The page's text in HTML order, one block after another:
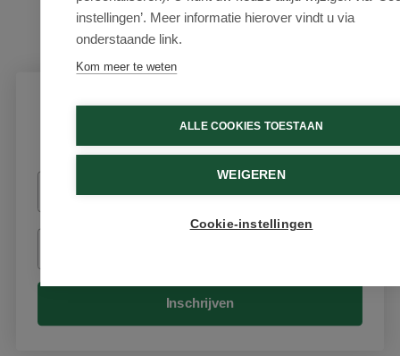
instellingen’. Meer informatie hierover vindt u via
onderstaande link.
Kom meer te weten
ALLE COOKIES TOESTAAN
WEIGEREN
Cookie-instellingen
Schrijf je in voor onze nieuwsbrief
Ontvang als eerste de beste aanbiedingen en persoonlijk
advies
Voornaam
Email
Inschrijven